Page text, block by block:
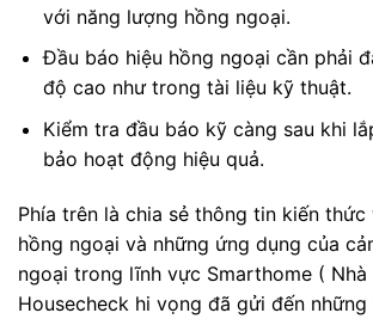
với năng lượng hồng ngoại.
Đầu báo hiệu hồng ngoại cần phải
độ cao như trong tài liệu kỹ thuật.
Kiểm tra đầu báo kỹ càng sau khi
bảo hoạt động hiệu quả.
Phía trên là chia sẻ thông tin kiến thức
hồng ngoại và những ứng dụng của
ngoại trong lĩnh vực Smarthome ( Nhà
Housecheck hi vọng đã gửi đến